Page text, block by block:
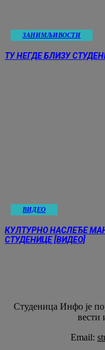
ЗАНИМЉИВОСТИ
ТУ НЕГДЕ БЛИЗУ
ВИДЕО
КУЛТУРНО НАСЛЕЂЕ
СТУДЕНИЦЕ [ВИДЕО]
Студеница Инфо је
вести
Email: